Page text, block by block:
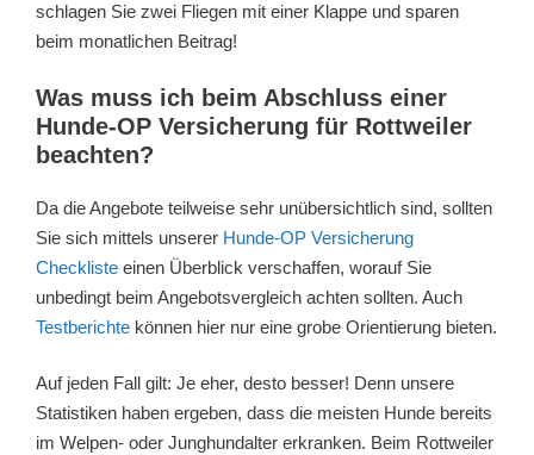
schlagen Sie zwei Fliegen mit einer Klappe und sparen
beim monatlichen Beitrag!
Was muss ich beim Abschluss einer
Hunde-OP Versicherung für Rottweiler
beachten?
Da die Angebote teilweise sehr unübersichtlich sind, sollten
Sie sich mittels unserer Hunde-OP Versicherung
Checkliste einen Überblick verschaffen, worauf Sie
unbedingt beim Angebotsvergleich achten sollten. Auch
Testberichte können hier nur eine grobe Orientierung bieten.
Auf jeden Fall gilt: Je eher, desto besser! Denn unsere
Statistiken haben ergeben, dass die meisten Hunde bereits
im Welpen- oder Junghundalter erkranken. Beim Rottweiler